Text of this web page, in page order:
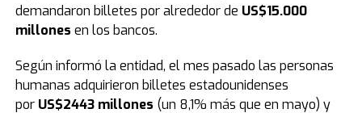
de fiesta e ilusión. Bajo la consigna de llevar respuestas
y contención espiritual a cada hogar, los miembros de la
las ciudades en una gran peregrinación para anunciar
oficialmente el inicio de esta nueva edición.
demandaron billetes por alrededor de US$15.000
millones en los bancos.
Según informó la entidad, el mes pasado las personas
humanas adquirieron billetes estadounidenses
por US$2443 millones (un 8,1% más que en mayo) y